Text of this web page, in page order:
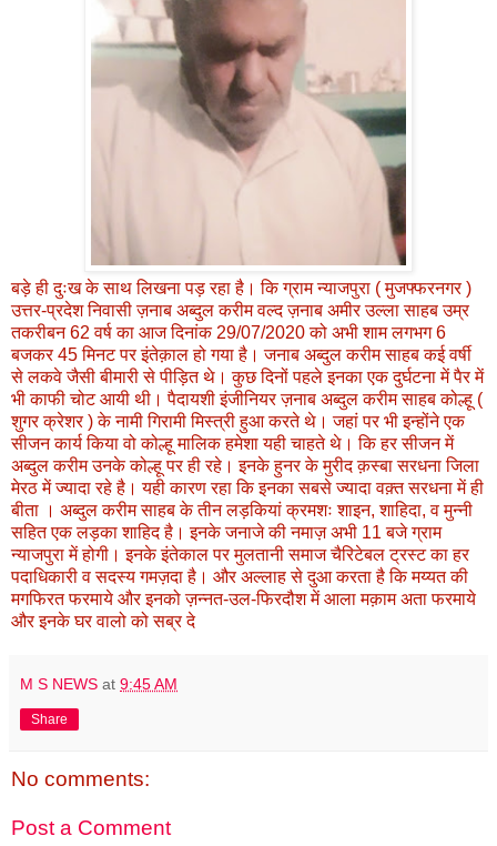
बड़े ही दुःख के साथ लिखना पड़ रहा है। कि ग्राम न्याजपुरा ( मुजफ्फरनगर )
उत्तर-प्रदेश निवासी ज़नाब अब्दुल करीम वल्द ज़नाब अमीर उल्ला साहब उम्र
तकरीबन 62 वर्ष का आज दिनांक 29/07/2020 को अभी शाम लगभग 6
बजकर 45 मिनट पर इंतेक़ाल हो गया है। जनाब अब्दुल करीम साहब कई वर्षी
से लकवे जैसी बीमारी से पीड़ित थे। कुछ दिनों पहले इनका एक दुर्घटना में पैर में
भी काफी चोट आयी थी। पैदायशी इंजीनियर ज़नाब अब्दुल करीम साहब कोल्हू (
शुगर क्रेशर ) के नामी गिरामी मिस्त्री हुआ करते थे। जहां पर भी इन्होंने एक
सीजन कार्य किया वो कोल्हू मालिक हमेशा यही चाहते थे। कि हर सीजन में
अब्दुल करीम उनके कोल्हू पर ही रहे। इनके हुनर के मुरीद क़स्बा सरधना जिला
मेरठ में ज्यादा रहे है। यही कारण रहा कि इनका सबसे ज्यादा वक़्त सरधना में ही
बीता । अब्दुल करीम साहब के तीन लड़कियां क्रमशः शाइन, शाहिदा, व मुन्नी
सहित एक लड़का शाहिद है। इनके जनाजे की नमाज़ अभी 11 बजे ग्राम
न्याजपुरा में होगी। इनके इंतेकाल पर मुलतानी समाज चैरिटेबल ट्रस्ट का हर
पदाधिकारी व सदस्य गमज़दा है। और अल्लाह से दुआ करता है कि मय्यत की
मगफिरत फरमाये और इनको ज़न्नत-उल-फिरदौश में आला मक़ाम अता फरमाये
और इनके घर वालो को सब्र दे
M S NEWS at 9:45 AM
Share
No comments:
Post a Comment